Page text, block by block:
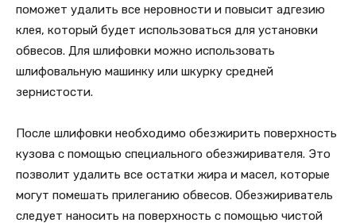
поможет удалить все неровности и повысит адгезию
клея, который будет использоваться для установки
обвесов. Для шлифовки можно использовать
шлифовальную машинку или шкурку средней
зернистости.
После шлифовки необходимо обезжирить поверхность
кузова с помощью специального обезжиривателя. Это
позволит удалить все остатки жира и масел, которые
могут помешать прилеганию обвесов. Обезжириватель
следует наносить на поверхность с помощью чистой